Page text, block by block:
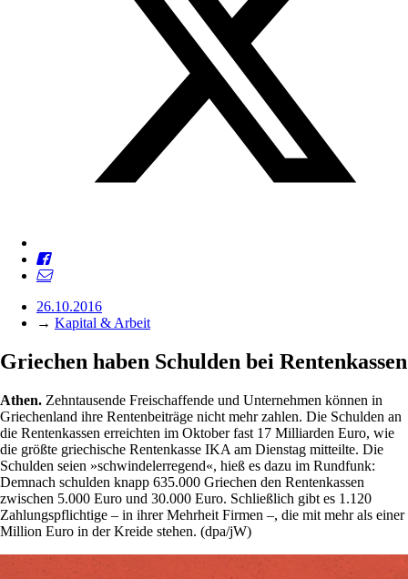
26.10.2016
→ Kapital & Arbeit
Griechen haben Schulden bei Rentenkassen
Athen. Zehntausende Freischaffende und Unternehmen können in
Griechenland ihre Rentenbeiträge nicht mehr zahlen. Die Schulden an
die Rentenkassen erreichten im Oktober fast 17 Milliarden Euro, wie
die größte griechische Rentenkasse IKA am Dienstag mitteilte. Die
Schulden seien »schwindelerregend«, hieß es dazu im Rundfunk:
Demnach schulden knapp 635.000 Griechen den Rentenkassen
zwischen 5.000 Euro und 30.000 Euro. Schließlich gibt es 1.120
Zahlungspflichtige – in ihrer Mehrheit Firmen –, die mit mehr als einer
Million Euro in der Kreide stehen. (dpa/jW)